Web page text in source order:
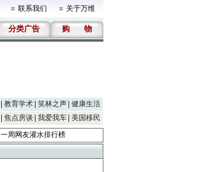
联系我们 关于万维
分类广告 购 物
教育学术 笑林之声 健康生活
焦点房谈 我爱我车 美国移民
一周网友灌水排行榜